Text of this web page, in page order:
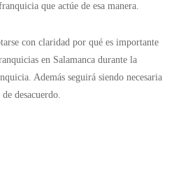
que actúe de esa manera.
con claridad por qué es importante
en Salamanca durante la
Además seguirá siendo necesaria
desacuerdo.